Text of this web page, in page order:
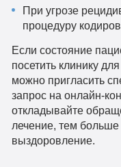
При угрозе
процедуру
Если состояние
посетить клинику
можно пригласить
запрос на онлайн-
откладывайте
лечение, тем
выздоровление.